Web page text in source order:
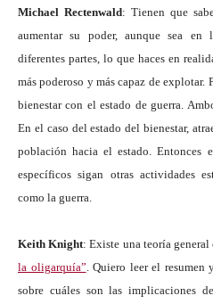
Michael Rectenwald: Tienen que
aumentar su poder, aunque sea en
diferentes partes, lo que haces en
más poderoso y más capaz de explotar.
bienestar con el estado de guerra.
En el caso del estado del bienestar,
población hacia el estado. Entonces
específicos sigan otras actividades
como la guerra.
Keith Knight: Existe una teoría
la oligarquía” . Quiero leer el resumen
sobre cuáles son las implicaciones